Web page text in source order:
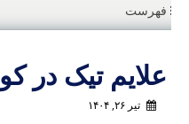
فهرست
علایم تیک در
تیر ۲۶, ۱۴۰۴